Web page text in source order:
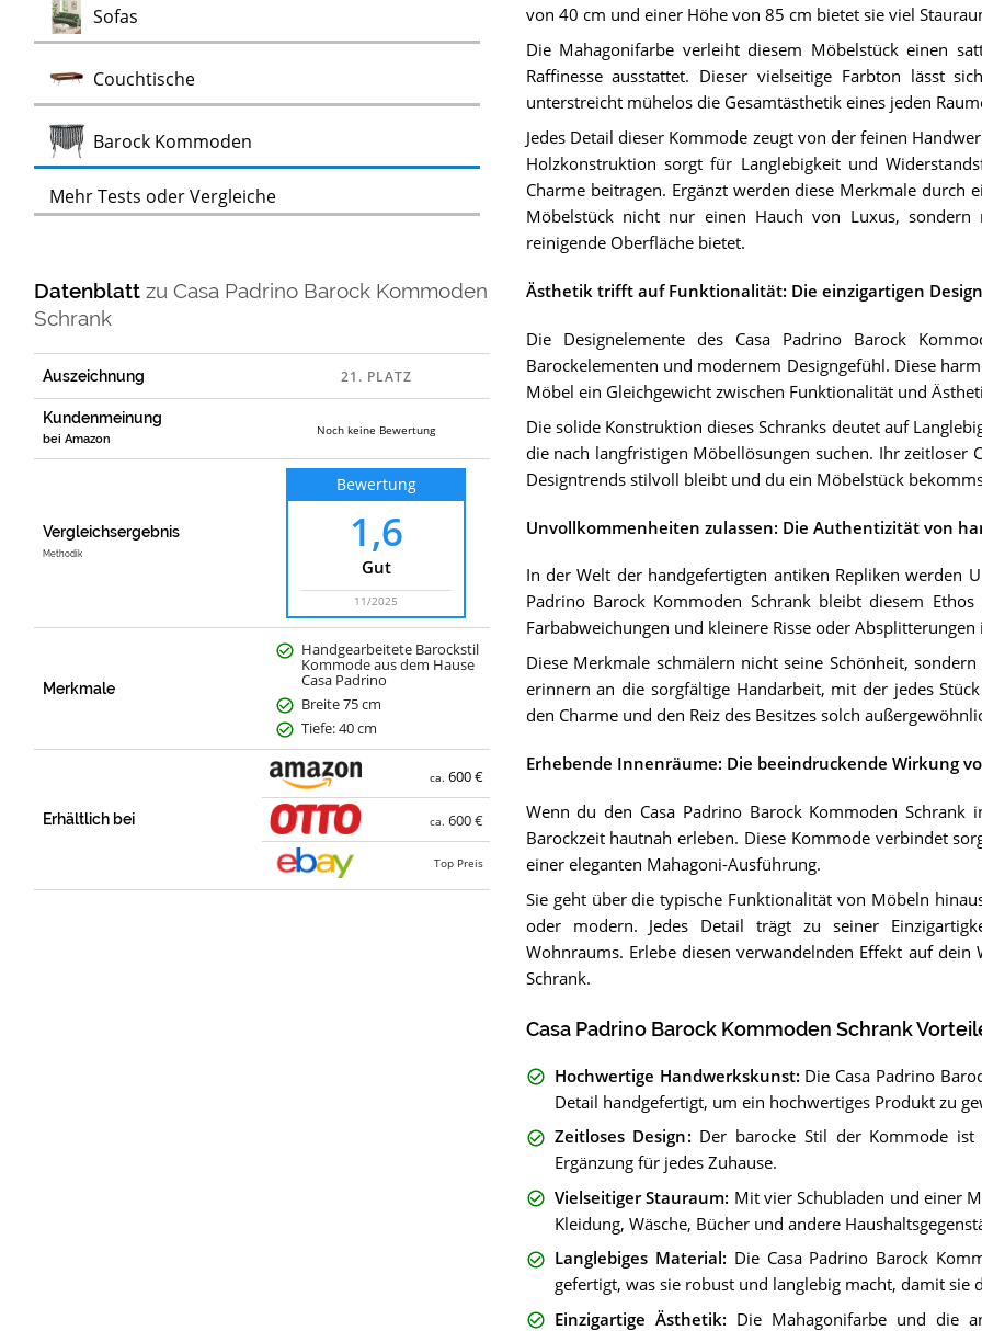
Sofas
CouchtischeTest
Barock Kommoden
Mehr Tests oder Vergleiche
DatenblattzuCasa Padrino Barock Kommoden
Schrank
Auszeichnung
Kundenmeinung
bei Amazon
Noch keine Bewertung
Vergleichsergebnis
Methodik
Bewertung
1,6
Gut
11/2025
Merkmale
Handgearbeitete Barockstil
Kommode aus dem Hause
Casa Padrino
Breite 75 cm
Tiefe: 40 cm
Erhältlich bei
ca.600 €
ca.600 €
Top Preis
von 40 cm und einer Höhe von 85 cm bietet sie viel
Die Mahagonifarbe verleiht diesem Möbelstück einen
Raffinesse ausstattet. Dieser vielseitige Farbton lässt
unterstreicht mühelos die Gesamtästhetik eines jeden
Jedes Detail dieser Kommode zeugt von der feinen
Holzkonstruktion sorgt für Langlebigkeit und
Charme beitragen. Ergänzt werden diese Merkmale
Möbelstück nicht nur einen Hauch von Luxus,
reinigende Oberfläche bietet.
Ästhetik trifft auf Funktionalität: Die einzigartigen
Die Designelemente des Casa Padrino Barock
Barockelementen und modernem Designgefühl. Diese
Möbel ein Gleichgewicht zwischen Funktionalität und
Die solide Konstruktion dieses Schranks deutet auf
die nach langfristigen Möbellösungen suchen. Ihr zeitloser
Designtrends stilvoll bleibt und du ein Möbelstück
Unvollkommenheiten zulassen: Die Authentizität von
In der Welt der handgefertigten antiken Repliken werden
Padrino Barock Kommoden Schrank bleibt diesem
Farbabweichungen und kleinere Risse oder
Diese Merkmale schmälern nicht seine Schönheit,
erinnern an die sorgfältige Handarbeit, mit der jedes
den Charme und den Reiz des Besitzes solch
Erhebende Innenräume: Die beeindruckende Wirkung
Wenn du den Casa Padrino Barock Kommoden
Barockzeit hautnah erleben. Diese Kommode verbindet
einer eleganten Mahagoni-Ausführung.
Sie geht über die typische Funktionalität von Möbeln
oder modern. Jedes Detail trägt zu seiner
Wohnraums. Erlebe diesen verwandelnden Effekt auf
Schrank.
Casa Padrino Barock Kommoden Schrank
Hochwertige Handwerkskunst: Die Casa Padrino
Detail handgefertigt, um ein hochwertiges Produkt zu
Zeitloses Design: Der barocke Stil der Kommode
Ergänzung für jedes Zuhause.
Vielseitiger Stauraum: Mit vier Schubladen und einer
Kleidung, Wäsche, Bücher und andere
Langlebiges Material: Die Casa Padrino Barock
gefertigt, was sie robust und langlebig macht, damit sie
Einzigartige Ästhetik: Die Mahagonifarbe und die